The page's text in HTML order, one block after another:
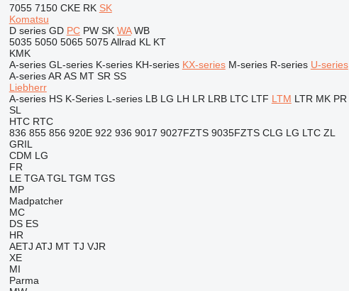
7055 7150 CKE RK SK
Komatsu
D series GD PC PW SK WA WB
5035 5050 5065 5075 Allrad KL KT
KMK
A-series GL-series K-series KH-series KX-series M-series R-series U-series
A-series AR AS MT SR SS
Liebherr
A-series HS K-Series L-series LB LG LH LR LRB LTC LTF LTM LTR MK PR
SL
HTC RTC
836 855 856 920E 922 936 9017 9027FZTS 9035FZTS CLG LG LTC ZL
GRIL
CDM LG
FR
LE TGA TGL TGM TGS
MP
Madpatcher
MC
DS ES
HR
AETJ ATJ MT TJ VJR
XE
MI
Parma